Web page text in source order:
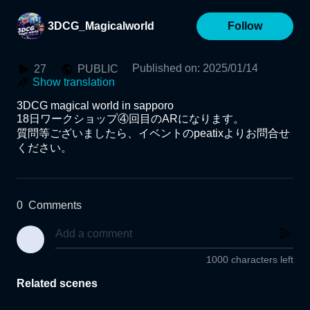
3DCG_Magicalworld Follow
27 PUBLIC Published on: 2025/01/14
Show translation
3DCG magical world in sapporo
18日ワークショップ④回目のARになります。
質問等ございましたら、イベントのpeatixよりお問合せ
ください。
0 Comments
1000 characters left
Related scenes